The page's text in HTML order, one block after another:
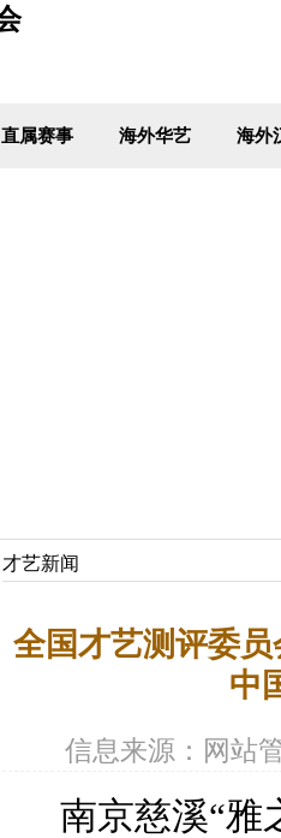
直属赛事 海外华艺 海外
才艺新闻
全国才艺测评委
中
信息来源：网站
南京慈溪“雅